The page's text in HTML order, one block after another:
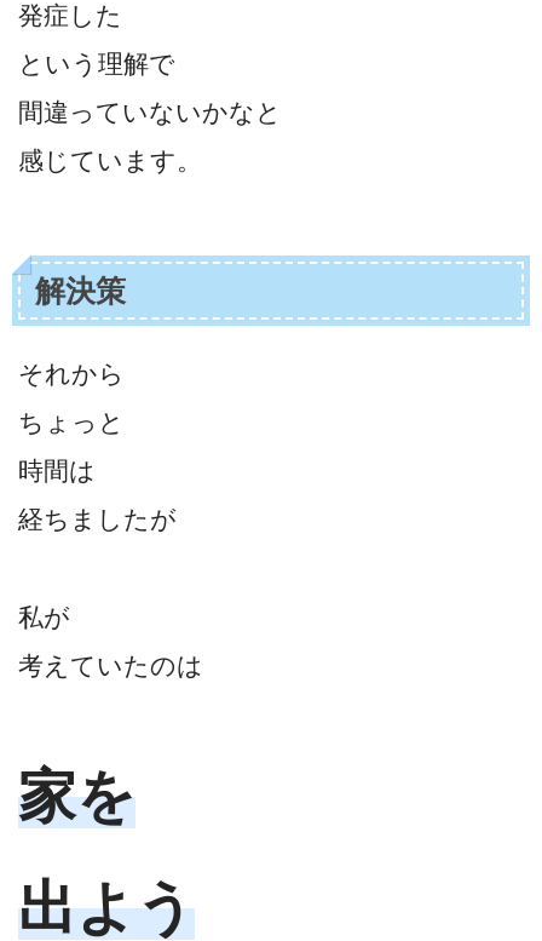
発症した
という理解で
間違っていないかなと
感じています。
解決策
それから
ちょっと
時間は
経ちましたが
私が
考えていたのは
家を
出よう